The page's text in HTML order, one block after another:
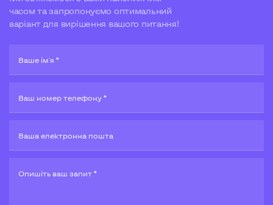
часом та запропонуємо оптимальний
варіант для вирішення вашого питання!
Ваше ім'я *
Ваш номер телефону *
Ваша електронна пошта
Опишiть ваш запит *